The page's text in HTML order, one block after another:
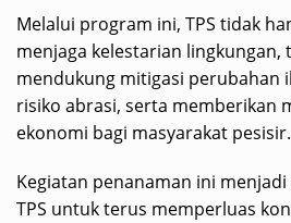
Melalui program ini, TPS tidak
menjaga kelestarian lingkungan,
mendukung mitigasi perubahan
risiko abrasi, serta memberikan
ekonomi bagi masyarakat pesisir.
Kegiatan penanaman ini
TPS untuk terus memperluas